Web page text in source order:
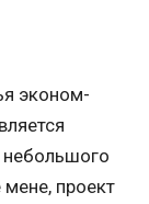
эконом-
небольшого
проект